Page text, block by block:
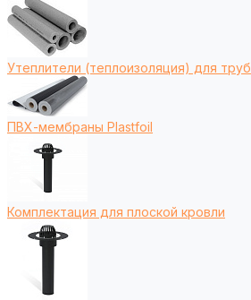
Утеплители (теплоизоляция) для труб
ПВХ-мембраны Plastfoil
Комплектация для плоской кровли